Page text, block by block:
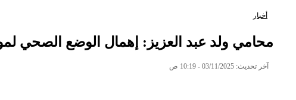
أخبار
محامي ولد عبد العزيز: إهمال الوضع الصحي
آخر تحديث: 03/11/2025 - 10:19 ص